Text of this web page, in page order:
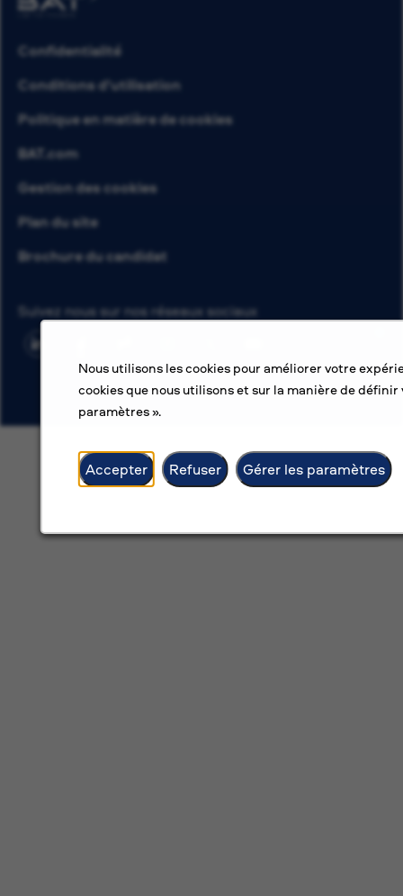
Nous utilisons les cookies pour améliorer votre
cookies que nous utilisons et sur la manière de
paramètres ».
Accepter Refuser Gérer les paramètres
Confidentialité
Conditions d’utilisation
Politique en matière de cookies
BAT.com
Gestion des cookies
Plan du site
Brochure du candidat
Suivez nous sur nos réseaux sociaux